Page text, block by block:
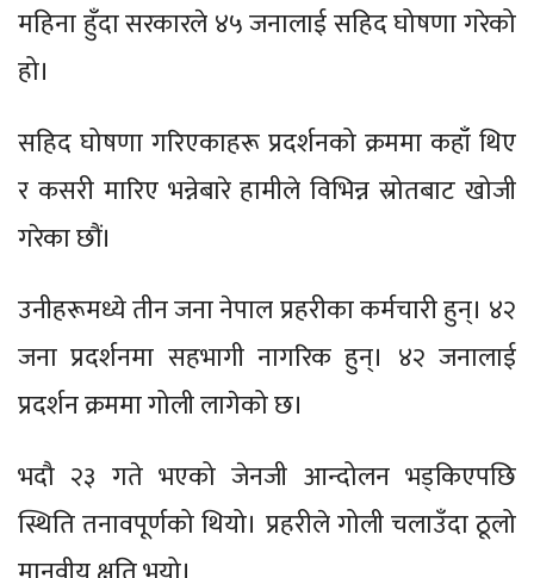
महिना हुँदा सरकारले ४५ जनालाई सहिद घोषणा गरेको
हो।
सहिद घोषणा गरिएकाहरू प्रदर्शनको क्रममा कहाँ थिए
र कसरी मारिए भन्नेबारे हामीले विभिन्न स्रोतबाट खोजी
गरेका छौं।
उनीहरूमध्ये तीन जना नेपाल प्रहरीका कर्मचारी हुन्। ४२
जना प्रदर्शनमा सहभागी नागरिक हुन्। ४२ जनालाई
प्रदर्शन क्रममा गोली लागेको छ।
भदौ २३ गते भएको जेनजी आन्दोलन भड्किएपछि
स्थिति तनावपूर्णको थियो। प्रहरीले गोली चलाउँदा ठूलो